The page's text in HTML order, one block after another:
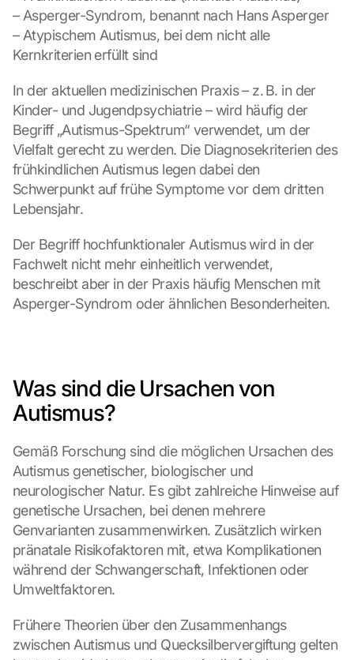
– Asperger-Syndrom, benannt nach Hans Asperger
– Atypischem Autismus, bei dem nicht alle
Kernkriterien erfüllt sind
In der aktuellen medizinischen Praxis – z. B. in der
Kinder- und Jugendpsychiatrie – wird häufig der
Begriff „Autismus-Spektrum“ verwendet, um der
Vielfalt gerecht zu werden. Die Diagnosekriterien des
frühkindlichen Autismus legen dabei den
Schwerpunkt auf frühe Symptome vor dem dritten
Lebensjahr.
Der Begriff hochfunktionaler Autismus wird in der
Fachwelt nicht mehr einheitlich verwendet,
beschreibt aber in der Praxis häufig Menschen mit
Asperger-Syndrom oder ähnlichen Besonderheiten.
Was sind die Ursachen von
Autismus?
Gemäß Forschung sind die möglichen Ursachen des
Autismus genetischer, biologischer und
neurologischer Natur. Es gibt zahlreiche Hinweise auf
genetische Ursachen, bei denen mehrere
Genvarianten zusammenwirken. Zusätzlich wirken
pränatale Risikofaktoren mit, etwa Komplikationen
während der Schwangerschaft, Infektionen oder
Umweltfaktoren.
Frühere Theorien über den Zusammenhangs
zwischen Autismus und Quecksilbervergiftung gelten